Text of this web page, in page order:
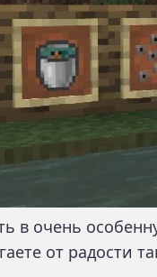
в очень
от радости